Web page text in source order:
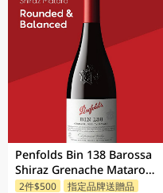
Penfolds Bin 138 Barossa
Shiraz Grenache Mataro
750ML
2件$500
指定品牌送贈品